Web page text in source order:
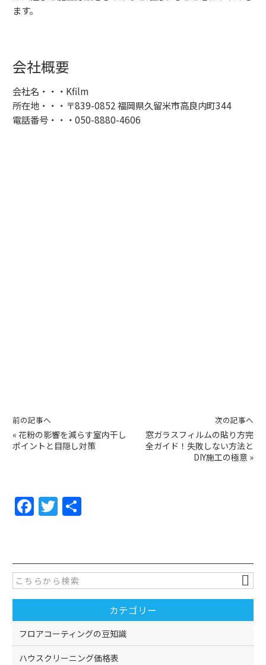
ます。
会社概要
会社名・・・Kfilm
所在地・・・〒839-0852 福岡県久留米市高良内町344
電話番号・・・050-8880-4606
前の記事へ
« 花粉の影響を減らす室内干し
ポイントと目隠し対策
次の記事へ
窓ガラスフィルムの貼り方完
全ガイド！失敗しない方法と
DIY施工の極意 »
F
a
e
b
o
o
k
T
w
er
カテゴリー
フロアコーティングの豆知識
ハウスクリーニング価格表